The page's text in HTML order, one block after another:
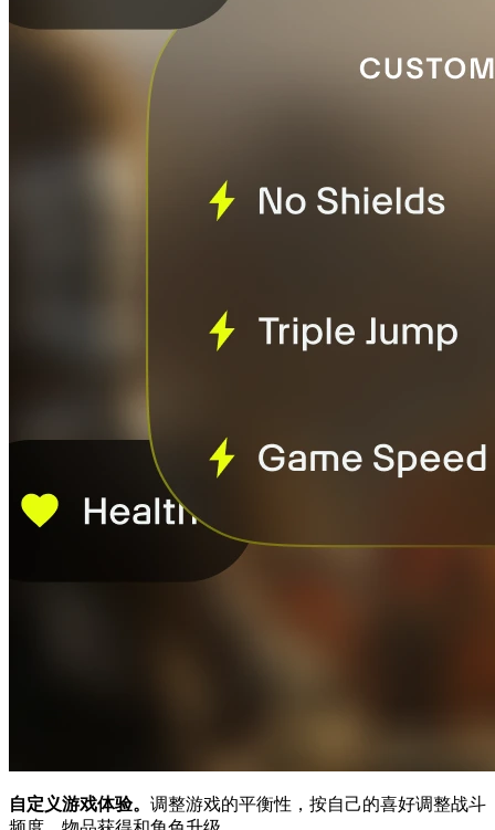
自定义游戏体验。 调整游戏的平衡性，按自己的喜好调整战斗